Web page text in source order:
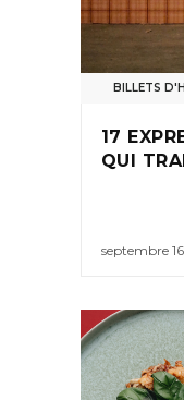
BILLETS
17
QUI
septembre